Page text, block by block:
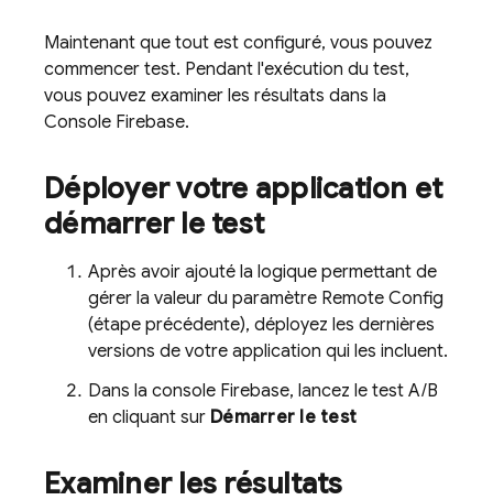
Maintenant que tout est configuré, vous pouvez
commencer test. Pendant l'exécution du test,
vous pouvez examiner les résultats dans la
Console Firebase.
Déployer votre application et
démarrer le test
Après avoir ajouté la logique permettant de
gérer la valeur du paramètre Remote Config
(étape précédente), déployez les dernières
versions de votre application qui les incluent.
Dans la console Firebase, lancez le test A/B
en cliquant sur Démarrer le test
Examiner les résultats